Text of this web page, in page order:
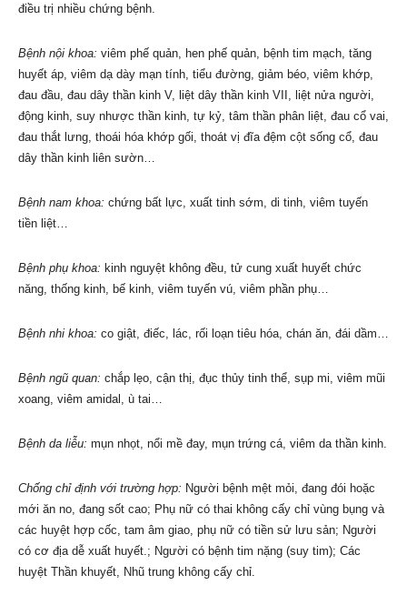
điều trị nhiều chứng bệnh.
Bệnh nội khoa: viêm phế quản, hen phế quản, bệnh tim mạch, tăng
huyết áp, viêm dạ dày mạn tính, tiểu đường, giảm béo, viêm khớp,
đau đầu, đau dây thần kinh V, liệt dây thần kinh VII, liệt nửa người,
động kinh, suy nhược thần kinh, tự kỷ, tâm thần phân liệt, đau cổ vai,
đau thắt lưng, thoái hóa khớp gối, thoát vị đĩa đệm cột sống cổ, đau
dây thần kinh liên sườn…
Bệnh nam khoa: chứng bất lực, xuất tinh sớm, di tinh, viêm tuyến
tiền liệt…
Bệnh phụ khoa: kinh nguyệt không đều, tử cung xuất huyết chức
năng, thống kinh, bế kinh, viêm tuyến vú, viêm phần phụ…
Bệnh nhi khoa: co giật, điếc, lác, rối loạn tiêu hóa, chán ăn, đái dầm…
Bệnh ngũ quan: chắp lẹo, cận thị, đục thủy tinh thể, sụp mi, viêm mũi
xoang, viêm amidal, ù tai…
Bệnh da liễu: mụn nhọt, nổi mề đay, mụn trứng cá, viêm da thần kinh.
Chống chỉ định với trường hợp: Người bệnh mệt mỏi, đang đói hoặc
mới ăn no, đang sốt cao; Phụ nữ có thai không cấy chỉ vùng bụng và
các huyệt hợp cốc, tam âm giao, phụ nữ có tiền sử lưu sản; Người
có cơ địa dễ xuất huyết.; Người có bệnh tim nặng (suy tim); Các
huyệt Thần khuyết, Nhũ trung không cấy chỉ.